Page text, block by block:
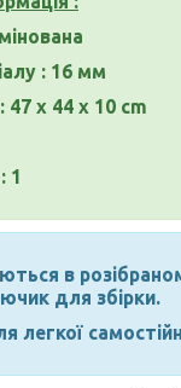
: 16 мм
47 x 44 x 10 cm
1
в
для збірки.
легкої